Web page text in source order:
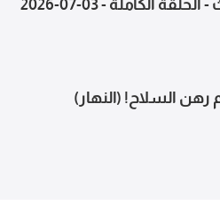
الكاملة - 03-07-2026
رهن السلاح! (النهار)